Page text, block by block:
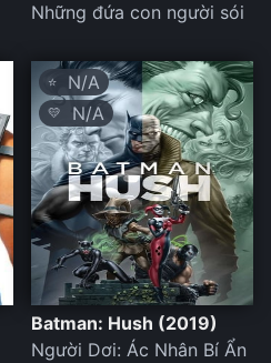
Những đứa con người sói
⭐ N/A
💛 N/A
Batman: Hush (2019)
Người Dơi: Ác Nhân Bí Ẩn